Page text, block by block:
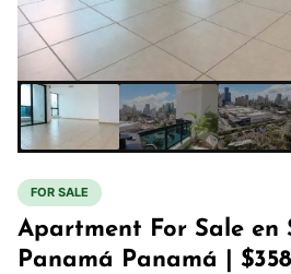
FOR SALE
Apartment For Sale en
Panamá Panamá |